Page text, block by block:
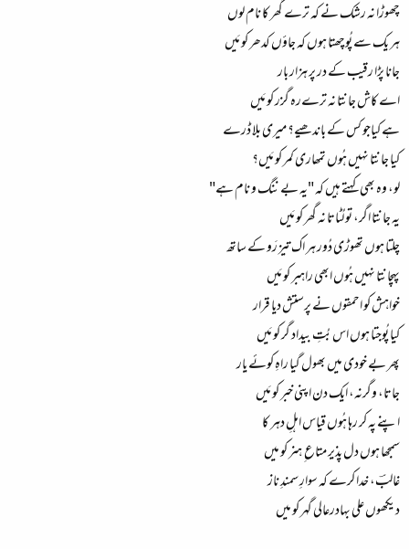
چھوڑا نہ رشک نے کہ ترے گھر کا نام لوں
ہر یک سے پُوچھتا ہوں کہ جاؤں کدھر کو مَیں
جانا پڑا رقیب کے در پر ہزار بار
اے کاش جانتا نہ ترےرہ گزر کو مَیں
ہے کیاجو کس کے باندھیے؟ میری بلا ڈرے
کیا جانتا نہیں ہُوں تمھاری کمر کو مَیں؟
لو، وہ بھی کہتے ہیں کہ "یہ بے ننگ و نام ہے"
یہ جانتا اگر، تو لُٹاتا نہ گھر کو مَیں
چلتا ہوں تھوڑی دُور ہر اک تیز رَو کے ساتھ
پہچانتا نہیں ہُوں ابھی راہبر کو مَیں
خواہش کو احمقوں نے پرستش دیا قرار
کیا پُوجتا ہوں اس بُتِ بیداد گر کو مَیں
پھر بے خودی میں بھول گیا راہِ کوئے یار
جاتا، وگرنہ، ایک دن اپنی خبر کو مَیں
اپنے پہ کر رہا ہُوں قیاس اہلِ دہر کا
سمجھا ہوں دل پذیر متاع ِ ہنر کو میں
غالبؔ، خدا کرے کہ سوارِ سمندِ ناز
دیکھوں علی بہادرعالی گہر کو میں